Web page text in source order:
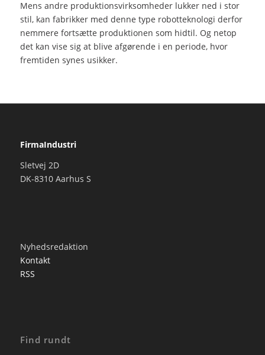
Mens andre produktionsvirksomheder lukker ned i stor
stil, kan fabrikker med denne type robotteknologi derfor
nemmere fortsætte produktionen som hidtil. Og netop
det kan vise sig at blive afgørende i en periode, hvor
fremtiden synes usikker.
FirmaIndustri
Sletvej 2D
DK-8310 Aarhus S
Nyhedsredaktion
Kontakt
RSS
Find rundt